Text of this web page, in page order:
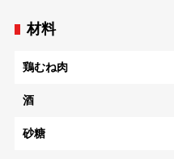
材料
鶏むね肉
酒
砂糖